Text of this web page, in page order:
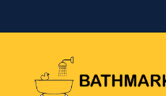
to
bathmarket.gr